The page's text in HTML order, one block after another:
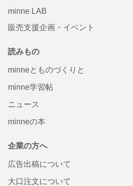
minne LAB
販売支援企画・イベント
読みもの
minneとものづくりと
minne学習帖
ニュース
minneの本
企業の方へ
広告出稿について
大口注文について